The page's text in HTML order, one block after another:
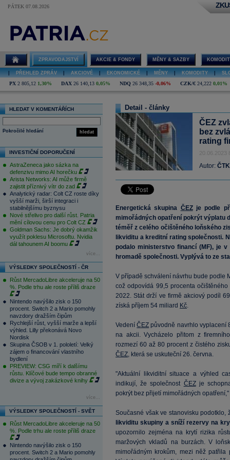
PÁTEK 07.08.2026
ZPRAVODAJSTVÍ AKCIE & FONDY MĚNY & SAZBY
PŘEHLED ZPRÁV AKCIOVÉ EKONOMICKÉ MĚNY KOMODITY
PX 2 805,12 1,30% DAX 26 140,13 0,05% NDQ 26 348,35 -0,06% CZK/€ 24,222 0,01%
HLEDAT V KOMENTÁŘÍCH
hledat
Pokročilé hledání
INVESTIČNÍ DOPORUČENÍ
AstraZeneca jako sázka na
defenzivu mimo AI horečku
Arista Networks: AI může firmě
zajistit příznivý vítr do zad
Analytický radar: Colt CZ roste díky
vyšší marži, širší integraci i
stabilnějšímu byznysu
Nové střelivo pro další růst. Patria
mění cílovou cenu pro Colt CZ
Goldman Sachs: Je dobrý okamžik
využít poklesu Microsoftu. Nvidia
dál tahounem AI boomu
více...
VÝSLEDKY SPOLEČNOSTÍ - ČR
Růst MercadoLibre akceleruje na 50
%. Podle trhu ale roste příliš draze
Nintendo navýšilo zisk o 150
procent. Switch 2 a Mario pomohly
navzdory dražším čipům
Rychlejší růst, vyšší marže a lepší
výhled. Lilly překonává Novo
Nordisk
Skupina ČSOB v 1. pololetí: Velký
zájem o financování vlastního
bydlení
PREVIEW: CSG míří k dalšímu
růstu. Klíčové bude tempo obranné
divize a vývoj zakázkové knihy
více...
VÝSLEDKY SPOLEČNOSTÍ - SVĚT
Růst MercadoLibre akceleruje na 50
%. Podle trhu ale roste příliš draze
Nintendo navýšilo zisk o 150
procent. Switch 2 a Mario pomohly
Detail - články
ČEZ
bez
rating
20.06.2023
Autor: ČTK
Energetická skupina ČEZje podle
mimořádných opatření pokrýt výplatu
téměř z celého očištěného loňského
likviditu a kreditní rating společnosti.
podalo ministerstvo financí (MF), je
hromadě společnosti. Vyplývá to ze
V případě schválení návrhu bude podle
což odpovídá 99,5 procenta
2022. Stát drží ve firmě akciový podíl
získá příjem 54 miliard Kč.
VedeníČEZ původně navrhlo vyplacení
na akcii. Vycházelo přitom z
rozmezí 60 až 80 procent z čistého
ČEZ, která se uskuteční 26. června.
"Aktuální likviditní situace a výhled
indikují, že společnost ČEZje
pokrýt bez přijetí mimořádných
Současné však ve stanovisku podotklo,
likviditu skupiny a sníží rezervy na
upozornilo zejména na krytí rizika
maržových vkladů na burzách. V
mimořádným krokům, mezi něž